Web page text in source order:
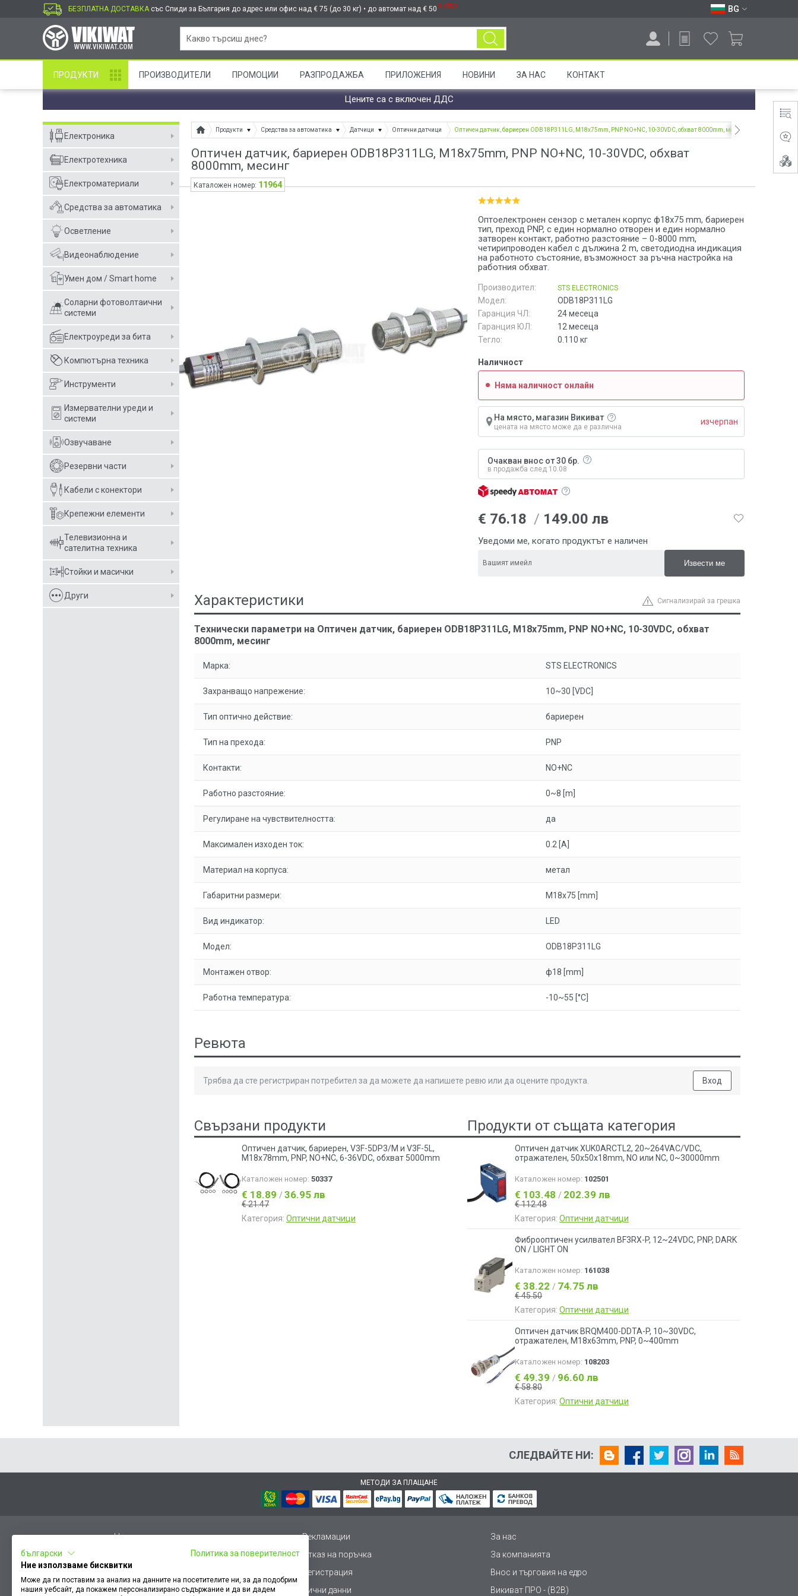
БЕЗПЛАТНА ДОСТАВКА със Спиди за България до адрес или офис над € 75 (до 30 кг) • до автомат над € 50 НОВО BG
ПРОДУКТИ ПРОИЗВОДИТЕЛИ ПРОМОЦИИ РАЗПРОДАЖБА ПРИЛОЖЕНИЯ НОВИНИ ЗА НАС КОНТАКТ
Цените са с включен ДДС
Електроника
Електротехника
Електроматериали
Средства за автоматика
Осветление
Видеонаблюдение
Умен дом / Smart home
Соларни фотоволтаични
системи
Електроуреди за бита
Компютърна техника
Инструменти
Измервателни уреди и
системи
Озвучаване
Резервни части
Кабели с конектори
Крепежни елементи
Телевизионна и
сателитна техника
Стойки и масички
Други
Продукти Средства за автоматика Датчици Оптични датчици Оптичен датчик, бариерен ODB18P311LG, M18x75mm, PNP NO+NC, 10-30VDC, обхват 8000mm, месинг
Оптичен датчик, бариерен ODB18P311LG, M18x75mm, PNP NO+NC, 10-30VDC, обхват
8000mm, месинг
Оптоелектронен сензор с метален корпус ф18x75 mm, бариерен
тип, преход PNP, с един нормално отворен и един нормално
затворен контакт, работно разстояние – 0-8000 mm,
четирипроводен кабел с дължина 2 m, светодиодна индикация
на работното състояние, възможност за ръчна настройка на
работния обхват.
Производител: STS ELECTRONICS
Модел:
ODB18P311LG
Гаранция ЧЛ:
24 месеца
Гаранция ЮЛ:
12 месеца
Тегло:
0.110 кг
Наличност
Няма наличност онлайн
На място, магазин Викиват
цената на място може да е различна
изчерпан
Очакван внос от 30 бр.
в продажба след 10.08
€ 76.18 / 149.00 лв
Уведоми ме, когато продуктът е наличен
Каталожен номер: 11964
Сигнализирай за грешка
Характеристики
Технически параметри на Оптичен датчик, бариерен ODB18P311LG, M18x75mm, PNP NO+NC, 10-30VDC, обхват
8000mm, месинг
Марка: STS ELECTRONICS
Захранващо напрежение: 10~30 [VDC]
Тип оптично действие: бариерен
Тип на прехода: PNP
Контакти: NO+NC
Работно разстояние: 0~8 [m]
Регулиране на чувствителността: да
Максимален изходен ток: 0.2 [A]
Материал на корпуса: метал
Габаритни размери: M18x75 [mm]
Вид индикатор: LED
Модел: ODB18P311LG
Монтажен отвор: ф18 [mm]
Работна температура: -10~55 [°C]
Ревюта
Трябва да сте регистриран потребител за да можете да напишете ревю или да оцените продукта. Вход
Свързани продукти
Оптичен датчик, бариерен, V3F-5DP3/M и V3F-5L,
M18x78mm, PNP, NO+NC, 6-36VDC, обхват 5000mm
Каталожен номер: 50337
€ 18.89 / 36.95 лв
€ 21.47
Категория: Оптични датчици
Продукти от същата категория
Оптичен датчик XUK0ARCTL2, 20~264VAC/VDC,
отражателен, 50x50x18mm, NO или NC, 0~30000mm
Каталожен номер: 102501
€ 103.48 / 202.39 лв
€ 112.48
Категория: Оптични датчици
Фиброоптичен усилвател BF3RX-P, 12~24VDC, PNP, DARK
ON / LIGHT ON
Каталожен номер: 161038
€ 38.22 / 74.75 лв
€ 45.50
Категория: Оптични датчици
Оптичен датчик BRQM400-DDTA-P, 10~30VDC,
отражателен, M18x63mm, PNP, 0~400mm
Каталожен номер: 108203
€ 49.39 / 96.60 лв
€ 58.80
Категория: Оптични датчици
СЛЕДВАЙТЕ НИ:
МЕТОДИ ЗА ПЛАЩАНЕ
Начало Рекламации
За нас
Отказ на поръчка
За компанията
Регистрация
Внос и търговия на едро
Оплакване / похвала
Лични данни Викиват ПРО - (B2B)
български
Политика за поверителност
Ние използваме бисквитки
Може да ги поставим за анализ на данните на посетителите ни, за да подобрим
нашия уебсайт, да покажем персонализирано съдържание и да ви дадем